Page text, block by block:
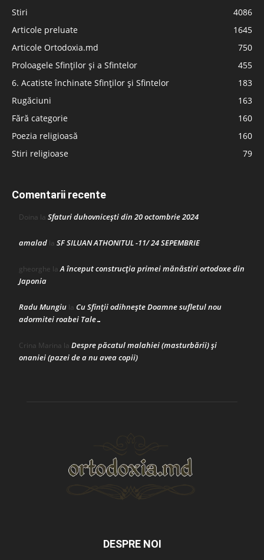
Stiri
4086
Articole preluate
1645
Articole Ortodoxia.md
750
Proloagele Sfinților și a Sfintelor
455
6. Acatiste închinate Sfinților și Sfintelor
183
Rugăciuni
163
Fără categorie
160
Poezia religioasă
160
Stiri religioase
79
Comentarii recente
Doina la Sfaturi duhovnicești din 20 octombrie 2024
amalad la SF SILUAN ATHONITUL -11/ 24 SEPEMBRIE
gheorghe laA început construcţia primei mănăstiri ortodoxe din
Japonia
Radu Mungiu la Cu Sfinții odihnește Doamne sufletul nou
adormitei roabei Tale…
Crina Marina la Despre păcatul malahiei (masturbării) şi
onaniei (pazei de a nu avea copii)
DESPRE NOI